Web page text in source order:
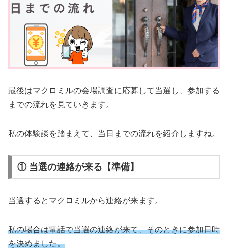
最後はマクロミルの会場調査に応募して当選し、参加する
までの流れを見ていきます。
私の体験談を踏まえて、当日までの流れを紹介しますね。
① 当選の連絡が来る【準備】
当選するとマクロミルから連絡が来ます。
私の場合は電話で当選の連絡が来て、そのときに参加日時
を決めました。